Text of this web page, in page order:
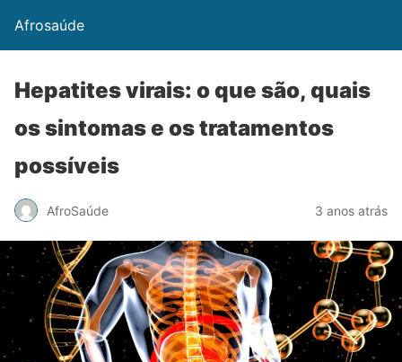
Afrosaúde
Hepatites virais: o que são, quais
os sintomas e os tratamentos
possíveis
AfroSaúde 3 anos atrás